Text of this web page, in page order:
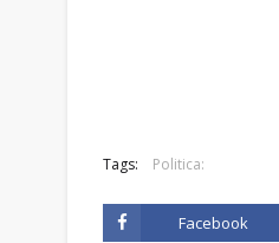
Tags: Politica:
Facebook